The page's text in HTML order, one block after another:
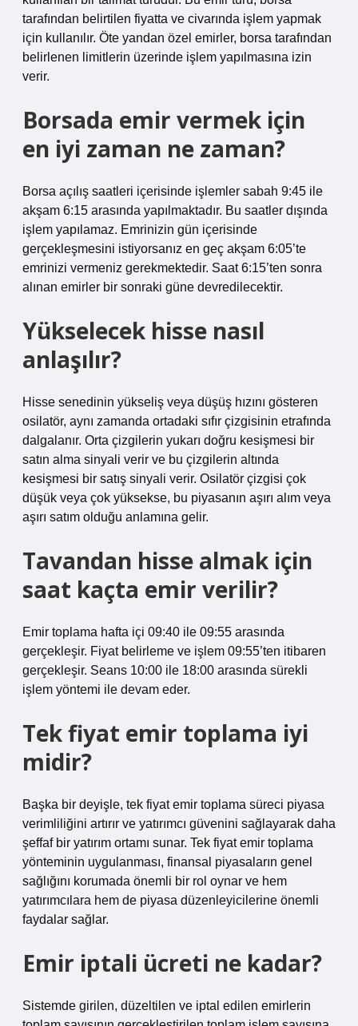
tarafından belirtilen fiyatta ve civarında işlem yapmak
için kullanılır. Öte yandan özel emirler, borsa tarafından
belirlenen limitlerin üzerinde işlem yapılmasına izin
verir.
Borsada emir vermek için
en iyi zaman ne zaman?
Borsa açılış saatleri içerisinde işlemler sabah 9:45 ile
akşam 6:15 arasında yapılmaktadır. Bu saatler dışında
işlem yapılamaz. Emrinizin gün içerisinde
gerçekleşmesini istiyorsanız en geç akşam 6:05’te
emrinizi vermeniz gerekmektedir. Saat 6:15’ten sonra
alınan emirler bir sonraki güne devredilecektir.
Yükselecek hisse nasıl
anlaşılır?
Hisse senedinin yükseliş veya düşüş hızını gösteren
osilatör, aynı zamanda ortadaki sıfır çizgisinin etrafında
dalgalanır. Orta çizgilerin yukarı doğru kesişmesi bir
satın alma sinyali verir ve bu çizgilerin altında
kesişmesi bir satış sinyali verir. Osilatör çizgisi çok
düşük veya çok yüksekse, bu piyasanın aşırı alım veya
aşırı satım olduğu anlamına gelir.
Tavandan hisse almak için
saat kaçta emir verilir?
Emir toplama hafta içi 09:40 ile 09:55 arasında
gerçekleşir. Fiyat belirleme ve işlem 09:55’ten itibaren
gerçekleşir. Seans 10:00 ile 18:00 arasında sürekli
işlem yöntemi ile devam eder.
Tek fiyat emir toplama iyi
midir?
Başka bir deyişle, tek fiyat emir toplama süreci piyasa
verimliliğini artırır ve yatırımcı güvenini sağlayarak daha
şeffaf bir yatırım ortamı sunar. Tek fiyat emir toplama
yönteminin uygulanması, finansal piyasaların genel
sağlığını korumada önemli bir rol oynar ve hem
yatırımcılara hem de piyasa düzenleyicilerine önemli
faydalar sağlar.
Emir iptali ücreti ne kadar?
Sistemde girilen, düzeltilen ve iptal edilen emirlerin